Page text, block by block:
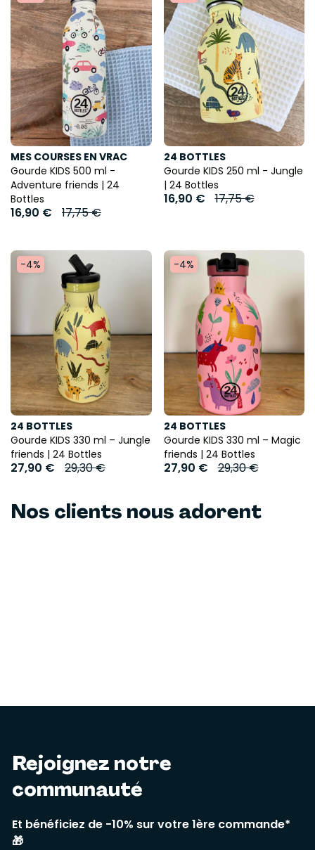
MES COURSES EN VRAC
Gourde KIDS 500 ml -
Adventure friends | 24
Bottles
16,90 € 17,75 €
24 BOTTLES
Gourde KIDS 250 ml - Jungle
| 24 Bottles
16,90 € 17,75 €
-4%
24 BOTTLES
Gourde KIDS 330 ml – Jungle
friends | 24 Bottles
27,90 € 29,30 €
-4%
24 BOTTLES
Gourde KIDS 330 ml – Magic
friends | 24 Bottles
27,90 € 29,30 €
Nos clients nous adorent
Rejoignez notre
communauté
Et bénéficiez de -10% sur votre 1ère commande*
🎁